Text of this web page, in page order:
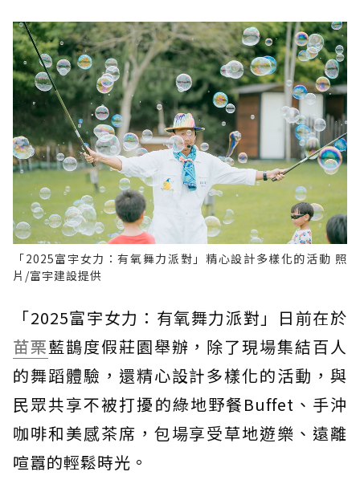
「2025富宇女力：有氧舞力派對」精心設計多樣化的活動 照
片/富宇建設提供
「2025富宇女力：有氧舞力派對」日前在於
苗栗藍鵲度假莊園舉辦，除了現場集結百人
的舞蹈體驗，還精心設計多樣化的活動，與
民眾共享不被打擾的綠地野餐Buffet、手沖
咖啡和美感茶席，包場享受草地遊樂、遠離
喧囂的輕鬆時光。